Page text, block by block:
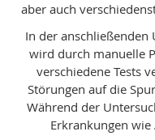
aber auch
Die Aufgabe eines
eine Diagnose zu
anschließend zu
Für die Diagnose wird
In der anschließenden
wird durch manuelle
verschiedene Tests
Störungen auf die
Während der
Erkrankungen wie